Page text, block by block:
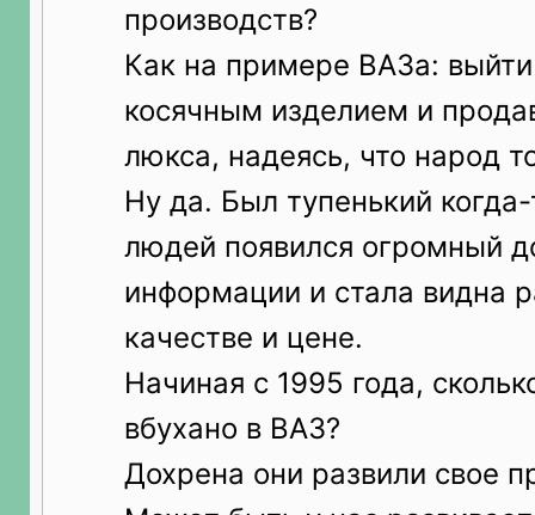
производств?
Как на примере ВАЗа:
косячным изделием и
люкса, надеясь, что народ
Ну да. Был тупенький
людей появился огромный
информации и стала видна
качестве и цене.
Начиная с 1995 года,
вбухано в ВАЗ?
Дохрена они развили свое